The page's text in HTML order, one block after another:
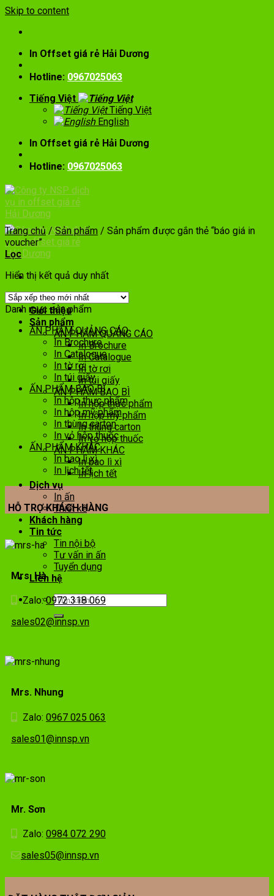
Skip to content
In Offset giá rẻ Hải Dương
Hotline: 0967025063
Tiếng Việt
Tiếng Việt
English
In Offset giá rẻ Hải Dương
Hotline: 0967025063
Trang chủ
Giới thiệu
Sản phẩm
ẤN PHẨM QUẢNG CÁO
In Brochure
In Catalogue
In tờ rơi
In túi giấy
ẤN PHẨM BAO BÌ
In hộp thực phẩm
In hộp mỹ phẩm
In thùng carton
In vỏ hộp thuốc
ẤN PHẨM KHÁC
In bao lì xì
In lịch tết
Dịch vụ
In ấn
Thiết kế
Khách hàng
Tin tức
Tin nội bộ
Tư vấn in ấn
Tuyển dụng
Liên hệ
Trang chủ / Sản phẩm / Sản phẩm được gắn thẻ “báo giá in
voucher”
Lọc
Hiển thị kết quả duy nhất
Danh mục sản phẩm
ẤN PHẨM QUẢNG CÁO
In Brochure
In Catalogue
In tờ rơi
In túi giấy
ẤN PHẨM BAO BÌ
In hộp thực phẩm
In hộp mỹ phẩm
In thùng carton
In vỏ hộp thuốc
ẤN PHẨM KHÁC
In bao lì xì
In lịch tết
HỖ TRỢ KHÁCH HÀNG
Mrs. Hà
Zalo:0972 318 069
sales02@innsp.vn
Mrs. Nhung
Zalo: 0967 025 063
sales01@innsp.vn
Mr. Sơn
Zalo: 0984 072 290
sales05@innsp.vn